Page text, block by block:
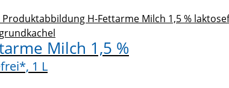
Milch 1,5 %
1 L